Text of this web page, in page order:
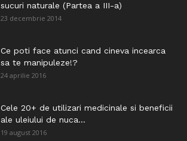
sucuri naturale (Partea a III-a)
23 decembrie 2014
Ce poti face atunci cand cineva incearca
sa te manipuleze!?
24 aprilie 2016
Cele 20+ de utilizari medicinale si beneficii
ale uleiului de nuca...
19 august 2016